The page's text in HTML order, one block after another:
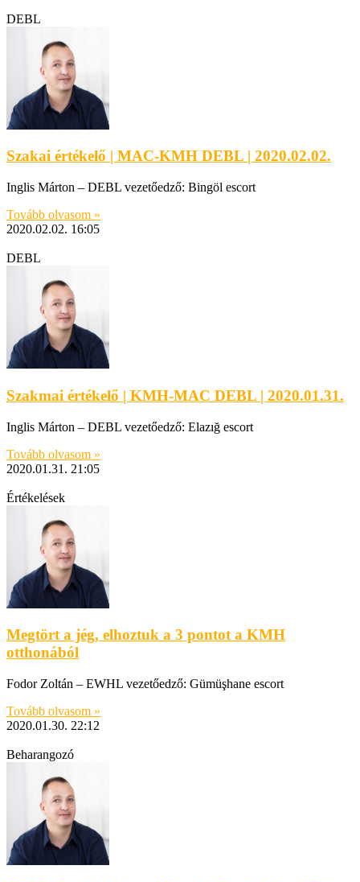
DEBL
Szakai értékelő | MAC-KMH DEBL | 2020.02.02.
Inglis Márton – DEBL vezetőedző: Bingöl escort
Tovább olvasom »
2020.02.02. 16:05
DEBL
Szakmai értékelő | KMH-MAC DEBL | 2020.01.31.
Inglis Márton – DEBL vezetőedző: Elazığ escort
Tovább olvasom »
2020.01.31. 21:05
Értékelések
Megtört a jég, elhoztuk a 3 pontot a KMH
otthonából
Fodor Zoltán – EWHL vezetőedző: Gümüşhane escort
Tovább olvasom »
2020.01.30. 22:12
Beharangozó